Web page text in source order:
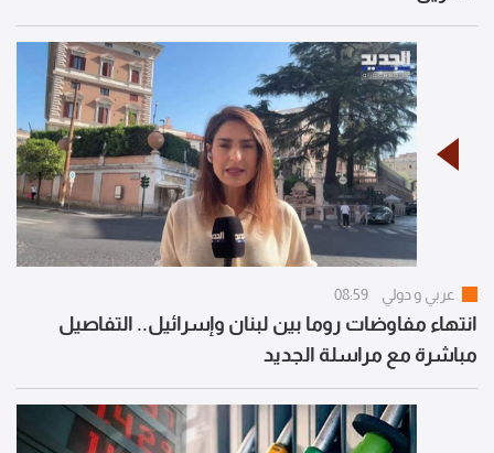
عربي و دولي 08:59
انتهاء مفاوضات روما بين لبنان وإسرائيل.. التفاصيل
مباشرة مع مراسلة الجديد